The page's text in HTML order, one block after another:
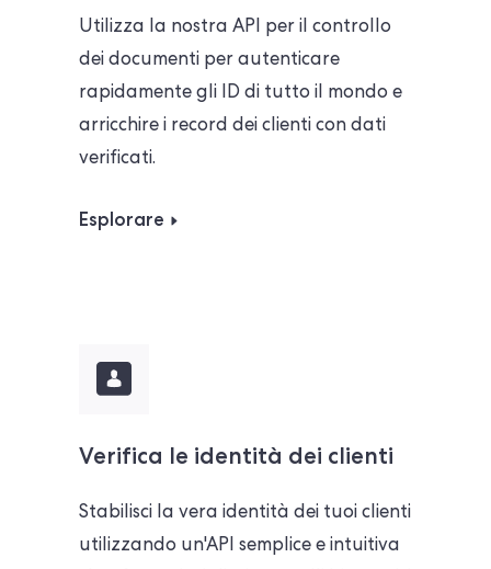
Utilizza la nostra API per il controllo
dei documenti per autenticare
rapidamente gli ID di tutto il mondo e
arricchire i record dei clienti con dati
verificati.
Esplorare
Verifica le identità dei clienti
Stabilisci la vera identità dei tuoi clienti
utilizzando un'API semplice e intuitiva